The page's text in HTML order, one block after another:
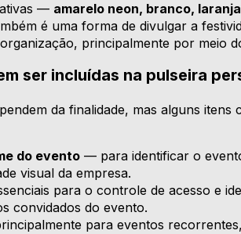
— amarelo neon, branco,
é uma forma de divulgar a
principalmente por meio
ser incluídas na pulseira
da finalidade, mas alguns itens
do evento — para identificar o
visual da empresa.
para o controle de acesso e
convidados do evento.
para eventos